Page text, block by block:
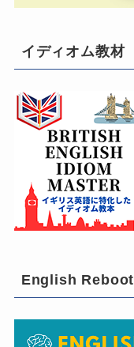
イディオム教材
English Reboot